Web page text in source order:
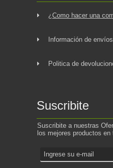
¿Como hacer una
Información de envíos
Politica de
Suscribite
Suscribite a nuestras
los mejores productos en